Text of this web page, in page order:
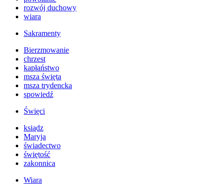
rozwój duchowy
wiara
Sakramenty
Bierzmowanie
chrzest
kapłaństwo
msza święta
msza trydencka
spowiedź
Święci
ksiądz
Maryja
świadectwo
świętość
zakonnica
Wiara